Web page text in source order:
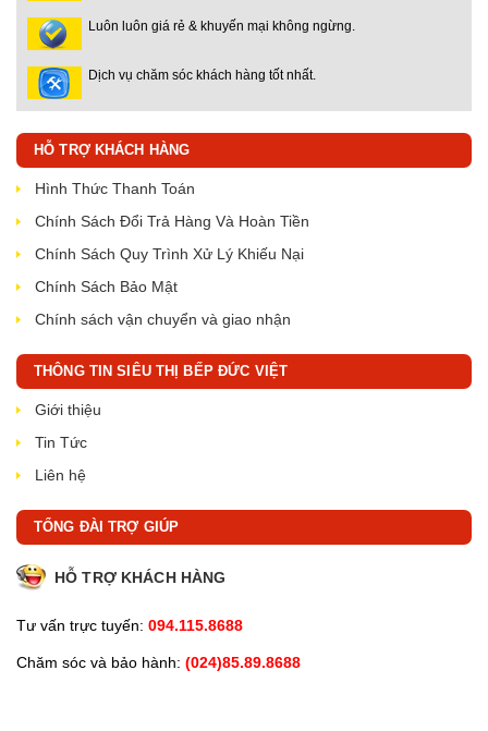
Luôn luôn giá rẻ & khuyến mại không ngừng.
Dịch vụ chăm sóc khách hàng tốt nhất.
HỖ TRỢ KHÁCH HÀNG
Hình Thức Thanh Toán
Chính Sách Đổi Trả Hàng Và Hoàn Tiền
Chính Sách Quy Trình Xử Lý Khiếu Nại
Chính Sách Bảo Mật
Chính sách vận chuyển và giao nhận
THÔNG TIN SIÊU THỊ BẾP ĐỨC VIỆT
Giới thiệu
Tin Tức
Liên hệ
TỔNG ĐÀI TRỢ GIÚP
HỖ TRỢ KHÁCH HÀNG
Tư vấn trực tuyến: 094.115.8688
Chăm sóc và bảo hành: (024)85.89.8688